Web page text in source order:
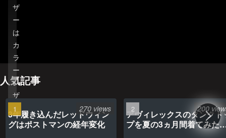
人気記事
3年履き込んだレッドウィン
グはポストマンの経年変化
270 views
アヴィレックスのタンクト
プを夏の3ヵ月間着てみた
200
ザ
ー
は
カ
ラ
ー
レ
ザ
ー
の
バ